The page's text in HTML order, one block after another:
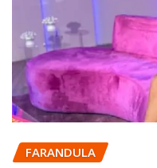
FARANDULA